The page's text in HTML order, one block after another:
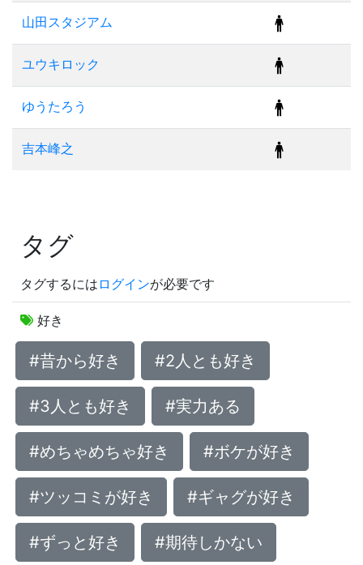
山田スタジアム
ユウキロック
ゆうたろう
吉本峰之
タグ
タグするには ログインが必要です
好き
#昔から好き #2人とも好き
#3人とも好き #実力ある
#めちゃめちゃ好き #ボケが好き
#ツッコミが好き #ギャグが好き
#ずっと好き #期待しかない